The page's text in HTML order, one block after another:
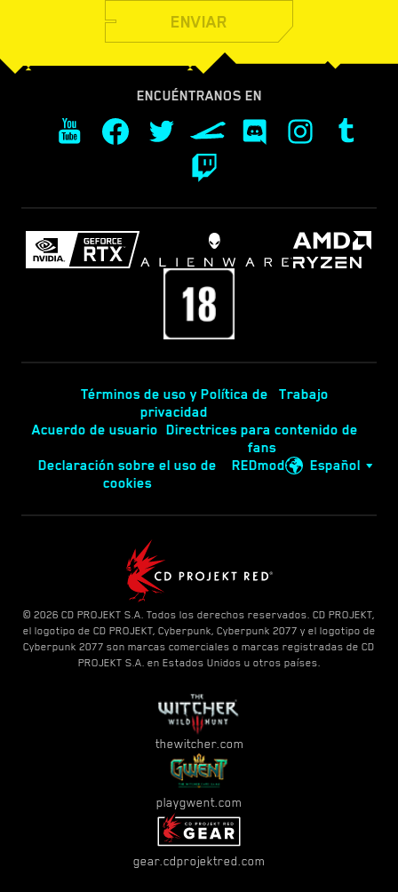
ENVIAR
ENCUÉNTRANOS EN
Términos de uso y Política de
privacidad
Trabajo
Acuerdo de usuario Directrices para contenido de
fans
Declaración sobre el uso de
cookies
REDmod Español
© 2026 CD PROJEKT S.A. Todos los derechos reservados. CD PROJEKT,
el logotipo de CD PROJEKT, Cyberpunk, Cyberpunk 2077 y el logotipo de
Cyberpunk 2077 son marcas comerciales o marcas registradas de CD
PROJEKT S.A. en Estados Unidos u otros países.
thewitcher.com
playgwent.com
gear.cdprojektred.com